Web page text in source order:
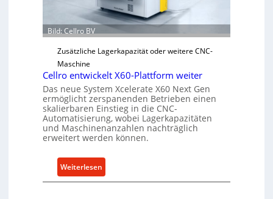
Ü
r
a
s
t
s
c
u
z
Bild: Cellro BV
Zusätzliche Lagerkapazität oder weitere CNC-
Maschine
Cellro entwickelt X60-Plattform weiter
Das neue System Xcelerate X60 Next Gen
ermöglicht zerspanenden Betrieben einen
skalierbaren Einstieg in die CNC-
Automatisierung, wobei Lagerkapazitäten
und Maschinenanzahlen nachträglich
erweitert werden können.
Weiterlesen
C